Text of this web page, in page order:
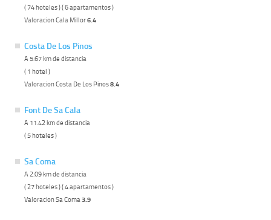
( 74 hoteles ) ( 6 apartamentos )
Valoracion Cala Millor6.4
Costa De Los Pinos
A 5.67 km de distancia
( 1 hotel )
Valoracion Costa De Los Pinos8.4
Font De Sa Cala
A 11.42 km de distancia
( 5 hoteles )
Sa Coma
A 2.09 km de distancia
( 27 hoteles ) ( 4 apartamentos )
Valoracion Sa Coma3.9